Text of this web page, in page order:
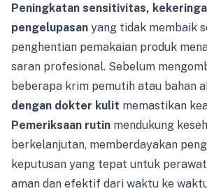
Peningkatan sensitivitas,
pengelupasan yang tidak membaik
penghentian pemakaian produk
saran profesional. Sebelum
beberapa krim pemutih atau bahan
dengan dokter kulit memastikan
Pemeriksaan rutin mendukung
berkelanjutan, memberdayakan
keputusan yang tepat untuk
aman dan efektif dari waktu ke